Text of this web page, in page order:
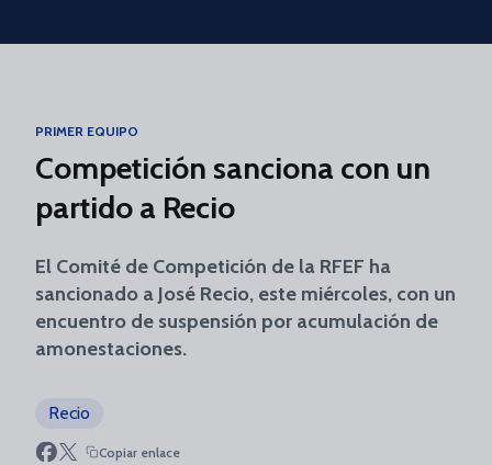
Skip to main content
PRIMER EQUIPO
Competición sanciona con un
partido a Recio
El Comité de Competición de la RFEF ha
sancionado a José Recio, este miércoles, con un
encuentro de suspensión por acumulación de
amonestaciones.
Recio
Copiar enlace